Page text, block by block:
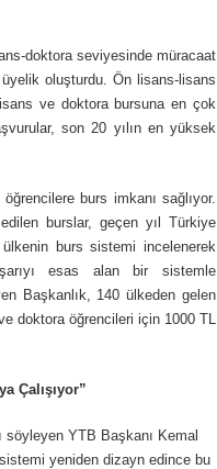
doktora seviyesinde müracaat
oluşturdu. Ön lisans-lisans
ve doktora bursuna en çok
son 20 yılın en yüksek
burs imkanı sağlıyor.
burslar, geçen yıl Türkiye
burs sistemi incelenerek
esas alan bir sistemle
Başkanlık, 140 ülkeden gelen
doktora öğrencileri için 1000 TL
Çalışıyor”
söyleyen YTB Başkanı Kemal
yeniden dizayn edince bu